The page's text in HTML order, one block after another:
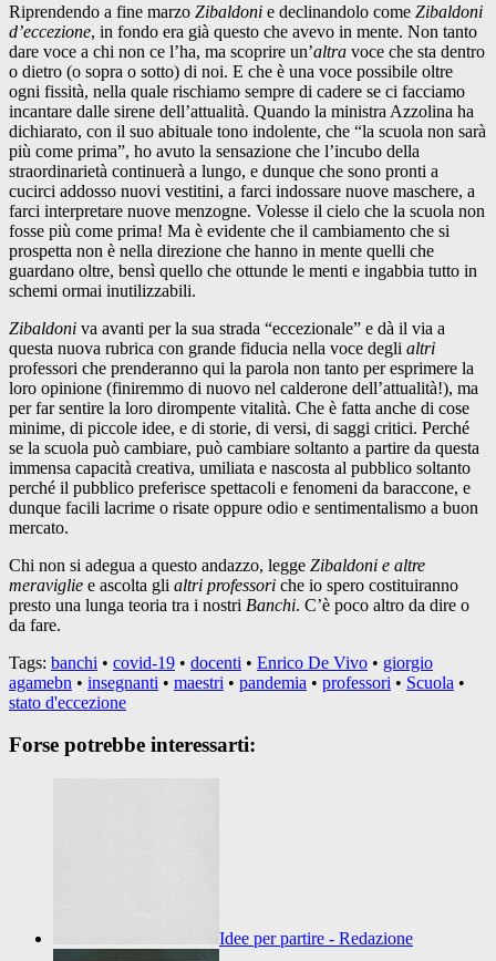
Riprendendo a fine marzo Zibaldoni e declinandolo come Zibaldoni
d’eccezione, in fondo era già questo che avevo in mente. Non tanto
dare voce a chi non ce l’ha, ma scoprire un’altra voce che sta dentro
o dietro (o sopra o sotto) di noi. E che è una voce possibile oltre
ogni fissità, nella quale rischiamo sempre di cadere se ci facciamo
incantare dalle sirene dell’attualità. Quando la ministra Azzolina ha
dichiarato, con il suo abituale tono indolente, che “la scuola non sarà
più come prima”, ho avuto la sensazione che l’incubo della
straordinarietà continuerà a lungo, e dunque che sono pronti a
cucirci addosso nuovi vestitini, a farci indossare nuove maschere, a
farci interpretare nuove menzogne. Volesse il cielo che la scuola non
fosse più come prima! Ma è evidente che il cambiamento che si
prospetta non è nella direzione che hanno in mente quelli che
guardano oltre, bensì quello che ottunde le menti e ingabbia tutto in
schemi ormai inutilizzabili.
Zibaldoni va avanti per la sua strada “eccezionale” e dà il via a
questa nuova rubrica con grande fiducia nella voce degli altri
professori che prenderanno qui la parola non tanto per esprimere la
loro opinione (finiremmo di nuovo nel calderone dell’attualità!), ma
per far sentire la loro dirompente vitalità. Che è fatta anche di cose
minime, di piccole idee, e di storie, di versi, di saggi critici. Perché
se la scuola può cambiare, può cambiare soltanto a partire da questa
immensa capacità creativa, umiliata e nascosta al pubblico soltanto
perché il pubblico preferisce spettacoli e fenomeni da baraccone, e
dunque facili lacrime o risate oppure odio e sentimentalismo a buon
mercato.
Chi non si adegua a questo andazzo, legge Zibaldoni e altre
meraviglie e ascolta gli altri professori che io spero costituiranno
presto una lunga teoria tra i nostri Banchi. C’è poco altro da dire o
da fare.
Tags: banchi • covid-19 • docenti • Enrico De Vivo • giorgio
agamebn • insegnanti • maestri • pandemia • professori • Scuola •
stato d'eccezione
Forse potrebbe interessarti:
Idee per partire - Redazione